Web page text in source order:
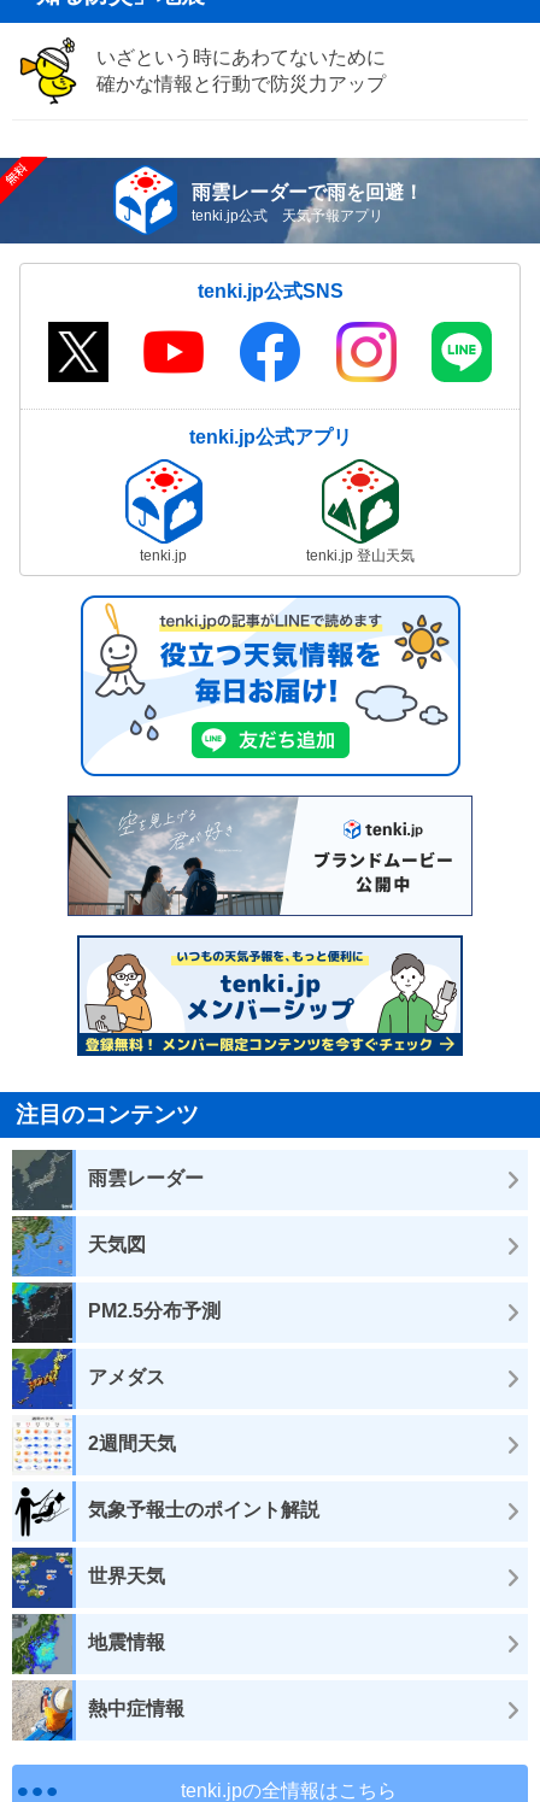
いざという時にあわてないために
確かな情報と行動で防災力アップ
雨雲レーダーで雨を回避！
tenki.jp公式 天気予報アプリ
tenki.jp公式SNS
tenki.jp公式アプリ
tenki.jp tenki.jp 登山天気
注目のコンテンツ
雨雲レーダー
天気図
PM2.5分布予測
アメダス
2週間天気
気象予報士のポイント解説
世界天気
地震情報
熱中症情報
tenki.jpの全情報はこちら